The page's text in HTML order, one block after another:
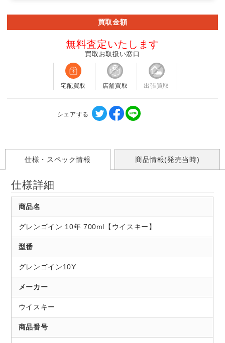
買取金額
無料査定いたします
買取お取扱い窓口
宅配買取 店舗買取 出張買取
シェアする
仕様・スペック情報 商品情報(発売当時)
仕様詳細
商品名
グレンゴイン 10年 700ml【ウイスキー】
型番
グレンゴイン10Y
メーカー
ウイスキー
商品番号